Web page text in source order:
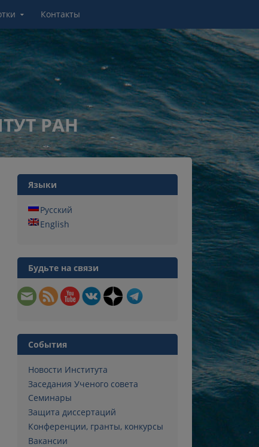
Контакты
РАН
Языки
Русский
English
Будьте на связи
События
Новости Института
Заседания Ученого совета
Семинары
Защита диссертаций
Конференции, гранты, конкурсы
Вакансии